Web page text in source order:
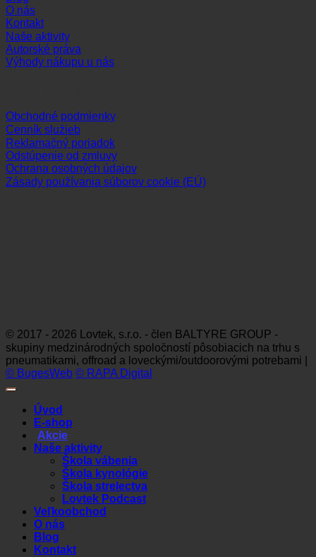
O nás
Kontakt
Naše aktivity
Autorské práva
Výhody nákupu u nás
Obchodné podmienky
Cenník služieb
Reklamačný poriadok
Odstúpenie od zmluvy
Ochrana osobných údajov
Zásady používania súborov cookie (EÚ)
© 2017 - 2026 Lovtek, s.r.o. - člen BALTYRE GROUP -
skupiny medzinárodných spoločností pôsobiacich na trhu s
pneumatikami, offroad a loveckými/outdoorovými potrebami |
© BugesWeb © RAPA Digital
Úvod
E-shop
Akcie
Naše aktivity
Škola vábenia
Škola kynológie
Škola strelectva
Lovtek Podcast
Veľkoobchod
O nás
Blog
Kontakt